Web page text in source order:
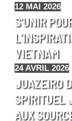
12 MAI 2026
S’UNIR
VIETNAM
24 AVRIL 2026
JUAZEIRO
SPIRITUEL
AUX